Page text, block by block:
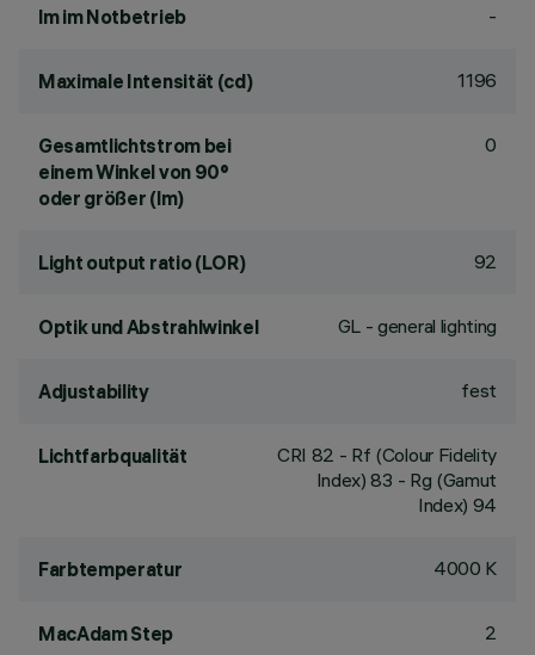
lm im Notbetrieb -
Maximale Intensität (cd) 1196
Gesamtlichtstrom bei
einem Winkel von 90°
oder größer (lm)
0
Light output ratio (LOR) 92
Optik und Abstrahlwinkel GL - general lighting
Adjustability fest
Lichtfarbqualität CRI 82 - Rf (Colour Fidelity
Index) 83 - Rg (Gamut
Index) 94
Farbtemperatur 4000 K
MacAdam Step 2